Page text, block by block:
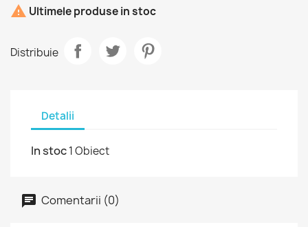
 Ultimele produse in stoc
Distribuie
Detalii
In stoc1 Obiect
Comentarii (0)